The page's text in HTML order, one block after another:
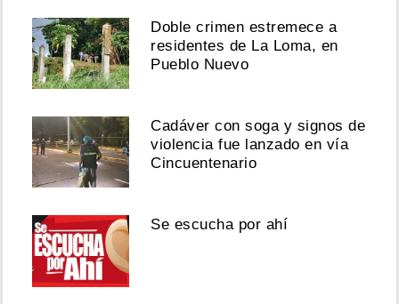
Doble crimen estremece a
residentes de La Loma, en
Pueblo Nuevo
Cadáver con soga y signos de
violencia fue lanzado en vía
Cincuentenario
Se escucha por ahí